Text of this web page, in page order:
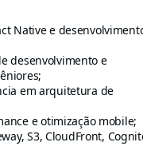
Native e
desenvolvimento e
em arquitetura de
e otimização mobile;
S3, CloudFront,